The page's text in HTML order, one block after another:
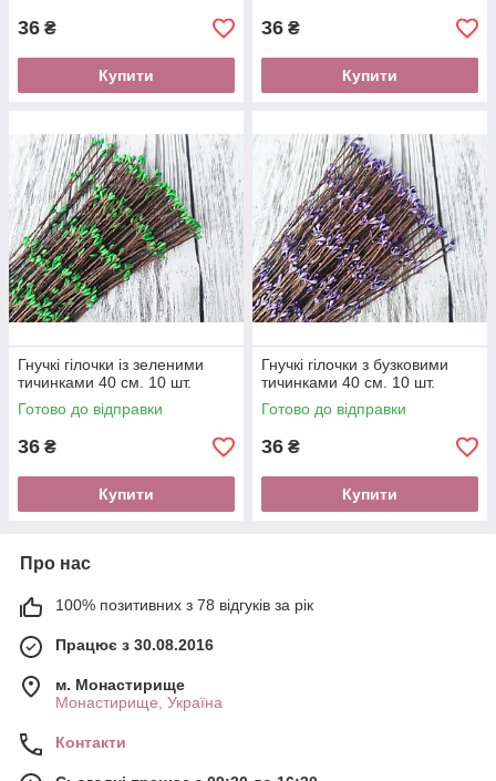
36 ₴
Купити
36 ₴
Купити
Гнучкі гілочки із зеленими
тичинками 40 см. 10 шт.
Готово до відправки
36 ₴
Купити
Гнучкі гілочки з бузковими
тичинками 40 см. 10 шт.
Готово до відправки
36 ₴
Купити
Про нас
100% позитивних з 78 відгуків за рік
Працює з 30.08.2016
м. Монастирище
Монастирище, Україна
Контакти